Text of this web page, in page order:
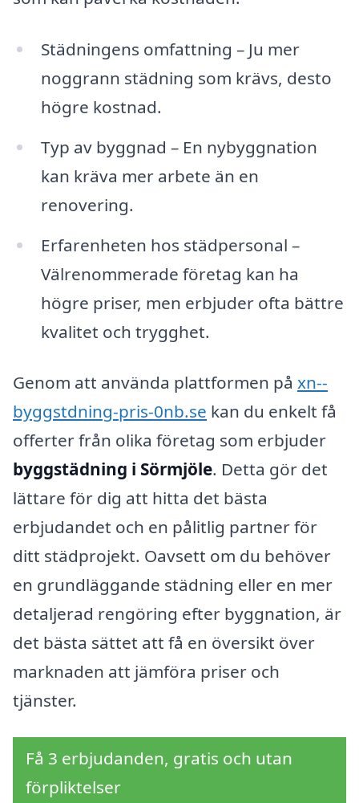
Städningens omfattning – Ju mer
noggrann städning som krävs, desto
högre kostnad.
Typ av byggnad – En nybyggnation
kan kräva mer arbete än en
renovering.
Erfarenheten hos städpersonal –
Välrenommerade företag kan ha
högre priser, men erbjuder ofta bättre
kvalitet och trygghet.
Genom att använda plattformen på xn--
byggstdning-pris-0nb.se kan du enkelt få
offerter från olika företag som erbjuder
byggstädning i Sörmjöle. Detta gör det
lättare för dig att hitta det bästa
erbjudandet och en pålitlig partner för
ditt städprojekt. Oavsett om du behöver
en grundläggande städning eller en mer
detaljerad rengöring efter byggnation, är
det bästa sättet att få en översikt över
marknaden att jämföra priser och
tjänster.
Få 3 erbjudanden, gratis och utan
förpliktelser